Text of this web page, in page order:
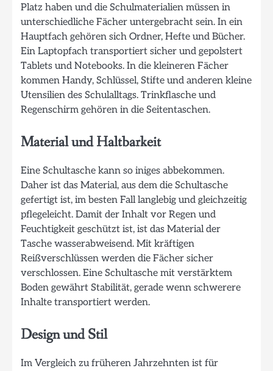
Platz haben und die Schulmaterialien müssen in
unterschiedliche Fächer untergebracht sein. In ein
Hauptfach gehören sich Ordner, Hefte und Bücher.
Ein Laptopfach transportiert sicher und gepolstert
Tablets und Notebooks. In die kleineren Fächer
kommen Handy, Schlüssel, Stifte und anderen kleine
Utensilien des Schulalltags. Trinkflasche und
Regenschirm gehören in die Seitentaschen.
Material und Haltbarkeit
Eine Schultasche kann so iniges abbekommen.
Daher ist das Material, aus dem die Schultasche
gefertigt ist, im besten Fall langlebig und gleichzeitig
pflegeleicht. Damit der Inhalt vor Regen und
Feuchtigkeit geschützt ist, ist das Material der
Tasche wasserabweisend. Mit kräftigen
Reißverschlüssen werden die Fächer sicher
verschlossen. Eine Schultasche mit verstärktem
Boden gewährt Stabilität, gerade wenn schwerere
Inhalte transportiert werden.
Design und Stil
Im Vergleich zu früheren Jahrzehnten ist für